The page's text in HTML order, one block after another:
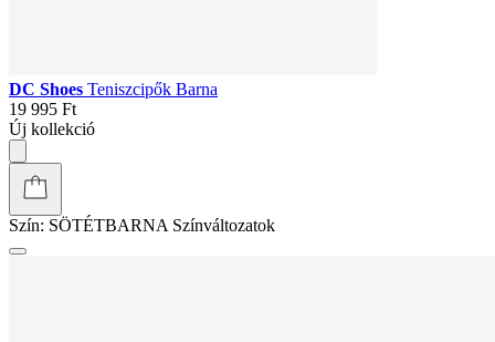
DC Shoes Teniszcipők Barna
19 995 Ft
Új kollekció
Szín: SÖTÉTBARNA Színváltozatok